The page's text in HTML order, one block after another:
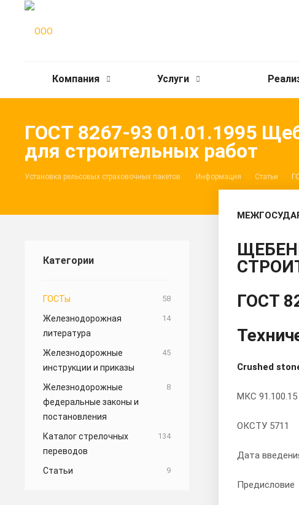
Компания Услуги
ГОСТ 8267-93 01.01.1995
для строительных работ
Установка рельсовых страховочных пакетов. Информация Статьи
ГОСТ
Crushed
МКС 91.100.15
ОКСТУ 5711
Дата
Предисловие
Категории
ГОСТы 58
Железнодорожная
литература
14
Железнодорожные
инструкции и приказы
45
Железнодорожные
федеральные законы и
постановления
8
Каталог стрелочных
переводов
134
Статьи 9